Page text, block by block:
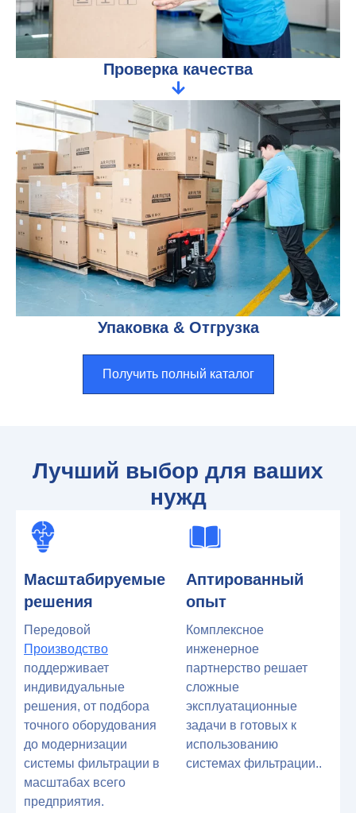
Проверка качества
Упаковка & Отгрузка
Получить полный каталог
Лучший выбор для ваших
нужд
Масштабируемые
решения
Передовой
Производство
поддерживает
индивидуальные
решения, от подбора
точного оборудования
до модернизации
системы фильтрации в
масштабах всего
предприятия.
Аптированный
опыт
Комплексное
инженерное
партнерство решает
сложные
эксплуатационные
задачи в готовых к
использованию
системах фильтрации..